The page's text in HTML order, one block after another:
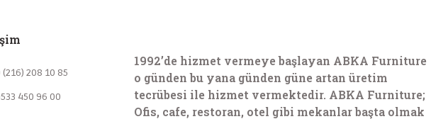
(216) 208 10 85
450 96 00
1992’de hizmet vermeye başlayan ABKA Furniture
o günden bu yana günden güne artan üretim
tecrübesi ile hizmet vermektedir. ABKA Furniture;
Ofis, cafe, restoran, otel gibi mekanlar başta olmak